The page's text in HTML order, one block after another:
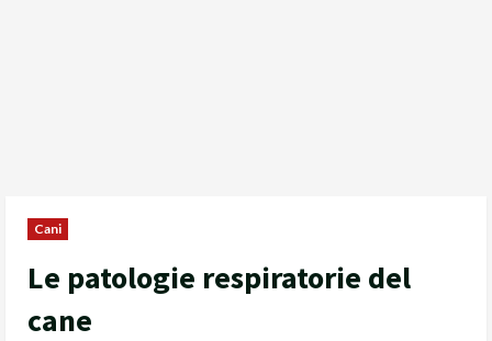
Cani
Le patologie respiratorie del
cane